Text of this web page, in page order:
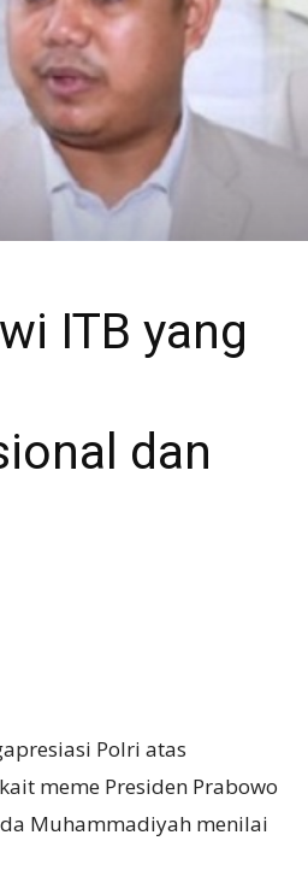
ITB yang
dan
Polri atas
meme Presiden Prabowo
Muhammadiyah menilai